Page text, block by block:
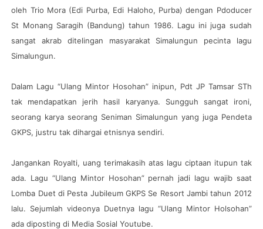
oleh Trio Mora (Edi Purba, Edi Haloho, Purba) dengan Pdoducer
St Monang Saragih (Bandung) tahun 1986. Lagu ini juga sudah
sangat akrab ditelingan masyarakat Simalungun pecinta lagu
Simalungun.
Dalam Lagu “Ulang Mintor Hosohan” inipun, Pdt JP Tamsar STh
tak mendapatkan jerih hasil karyanya. Sungguh sangat ironi,
seorang karya seorang Seniman Simalungun yang juga Pendeta
GKPS, justru tak dihargai etnisnya sendiri.
Jangankan Royalti, uang terimakasih atas lagu ciptaan itupun tak
ada. Lagu “Ulang Mintor Hosohan” pernah jadi lagu wajib saat
Lomba Duet di Pesta Jubileum GKPS Se Resort Jambi tahun 2012
lalu. Sejumlah videonya Duetnya lagu “Ulang Mintor Holsohan”
ada diposting di Media Sosial Youtube.